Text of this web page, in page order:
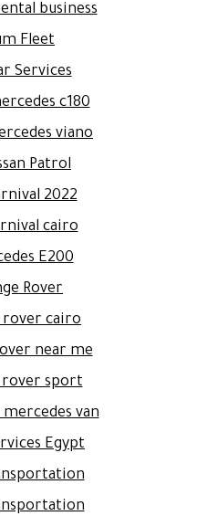
business
Fleet
Services
c180
viano
Patrol
2022
cairo
E200
Rover
cairo
near me
sport
van
Egypt